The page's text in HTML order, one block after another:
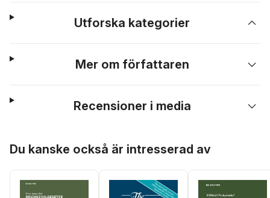
Utforska kategorier
Mer om författaren
Recensioner i media
Du kanske också är intresserad av